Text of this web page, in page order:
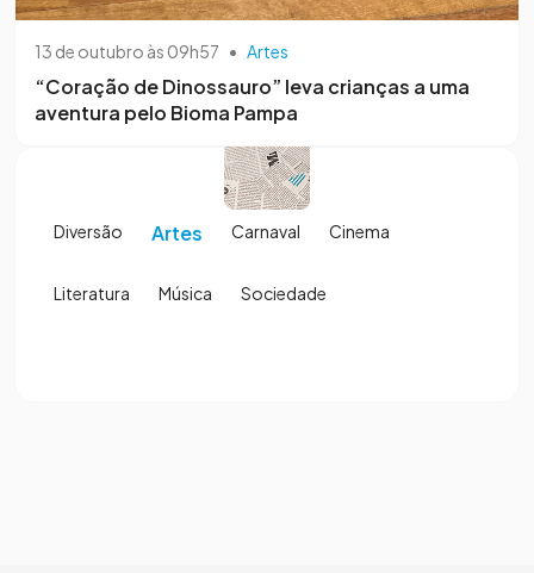
13 de outubro às 09h57 • Artes
“Coração de Dinossauro” leva crianças a uma
aventura pelo Bioma Pampa
Diversão Artes Carnaval Cinema
Literatura Música Sociedade